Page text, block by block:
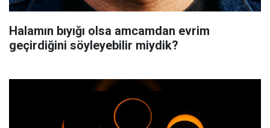
Halamın bıyığı olsa amcamdan evrim
geçirdiğini söyleyebilir miydik?